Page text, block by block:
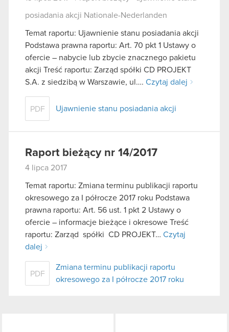
posiadania akcji Nationale-Nederlanden
Temat raportu: Ujawnienie stanu posiadania akcji
Podstawa prawna raportu: Art. 70 pkt 1 Ustawy o
ofercie – nabycie lub zbycie znacznego pakietu
akcji Treść raportu: Zarząd spółki CD PROJEKT
S.A. z siedzibą w Warszawie, ul…. Czytaj dalej
PDF Ujawnienie stanu posiadania akcji
Raport bieżący nr 14/2017
4 lipca 2017
Temat raportu: Zmiana terminu publikacji raportu
okresowego za I półrocze 2017 roku Podstawa
prawna raportu: Art. 56 ust. 1 pkt 2 Ustawy o
ofercie – informacje bieżące i okresowe Treść
raportu: Zarząd spółki CD PROJEKT… Czytaj
dalej
PDF
Zmiana terminu publikacji raportu
okresowego za I półrocze 2017 roku